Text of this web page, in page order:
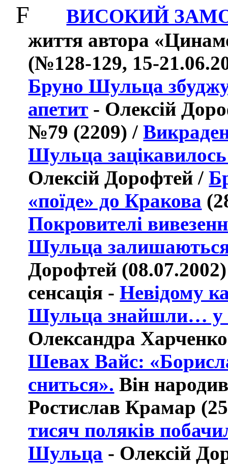
F
ВИСОКИЙ
життя автора
(№128-129, 15-
Бруно Шульца
апетит - Олексій
№79 (2209)/
Шульца
Олексій Дорофтей /
«поїде» до Кракова (
Покровителі
Шульца залишаються
Дорофтей
сенсація -Невідому
Шульца знайшли… у
Олександра
Шевах Вайс:
сниться». Він
Ростислав Крамар
тисяч поляків
Шульца - Олексій